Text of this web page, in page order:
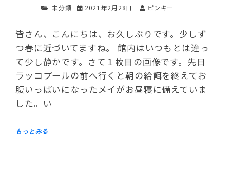
未分類 2021年2月28日 ピンキー
皆さん、こんにちは、お久しぶりです。少しず
つ春に近づいてますね。 館内はいつもとは違っ
て少し静かです。さて１枚目の画像です。先日
ラッコプールの前へ行くと朝の給餌を終えてお
腹いっぱいになったメイがお昼寝に備えていま
した。い